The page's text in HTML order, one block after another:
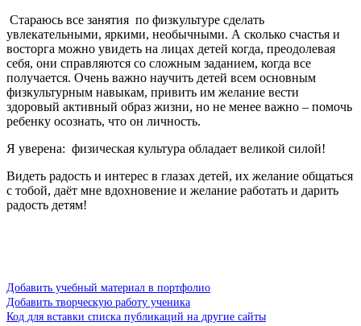
Стараюсь все занятия по физкультуре сделать
увлекательными, яркими, необычными. А сколько счастья и
восторга можно увидеть на лицах детей когда, преодолевая
себя, они справляются со сложным заданием, когда все
получается. Очень важно научить детей всем основным
физкультурным навыкам, привить им желание вести
здоровый активный образ жизни, но не менее важно – помочь
ребенку осознать, что он личность.
Я уверена: физическая культура обладает великой силой!
Видеть радость и интерес в глазах детей, их желание общаться
с тобой, даёт мне вдохновение и желание работать и дарить
радость детям!
Добавить учебный материал в портфолио
Добавить творческую работу ученика
Код для вставки списка публикаций на другие сайты